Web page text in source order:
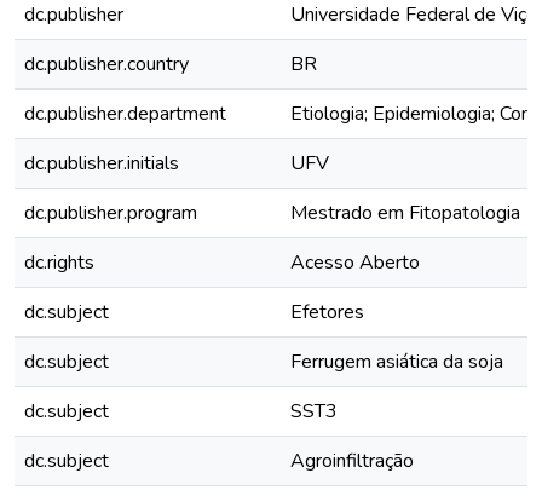
dc.publisher
Universidade Federal de
dc.publisher.country
BR
dc.publisher.department
Etiologia; Epidemiologia;
dc.publisher.initials
UFV
dc.publisher.program
Mestrado em Fitopatologia
dc.rights
Acesso Aberto
dc.subject
Efetores
dc.subject
Ferrugem asiática da soja
dc.subject
SST3
dc.subject
Agroinfiltração